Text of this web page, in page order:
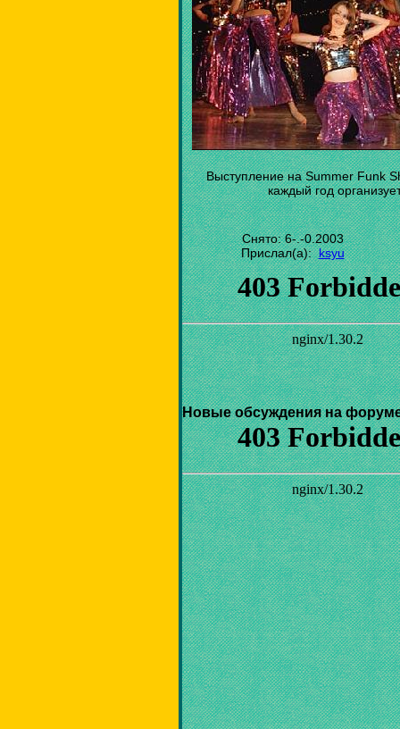
Выступление на Summer Funk
каждый год
Снято: 6-.-0.2003
Прислал(а):ksyu
Новые обсуждения на